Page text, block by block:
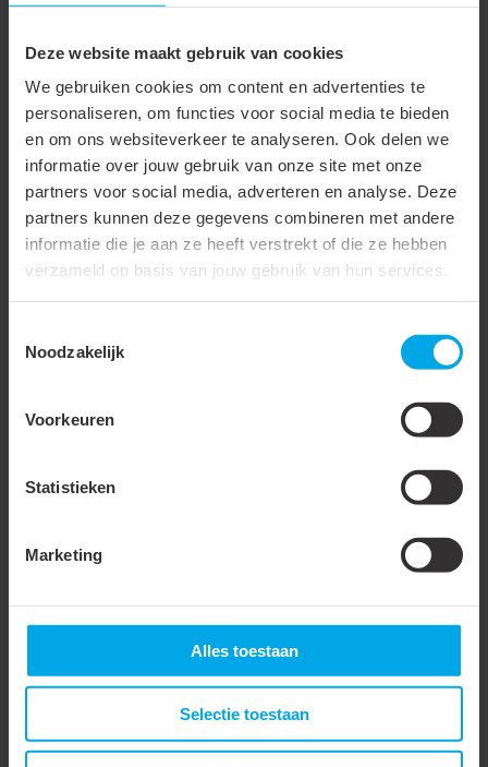
Deze website maakt gebruik van cookies
We gebruiken cookies om content en advertenties te
personaliseren, om functies voor social media te bieden
en om ons websiteverkeer te analyseren. Ook delen we
informatie over jouw gebruik van onze site met onze
partners voor social media, adverteren en analyse. Deze
partners kunnen deze gegevens combineren met andere
informatie die je aan ze heeft verstrekt of die ze hebben
verzameld op basis van jouw gebruik van hun services.
Noodzakelijk
Voorkeuren
Statistieken
Marketing
Alles toestaan
Selectie toestaan
Lichtstroom per meter
1150 lm
Lampspanning
24 - 24 V
Voorschakelapparaat
LED regeling
spanningsgestuurd
Energie-efficiëntieklasse
van de ingebouwde lamp
A++, A+, A (LED)
Lichtkleur
Wit
Kleurweergave-index
Accessoires & opties
860932- LLS67-ASC-
Aansluitconnector
- LLS67-CON-
Ledstrip